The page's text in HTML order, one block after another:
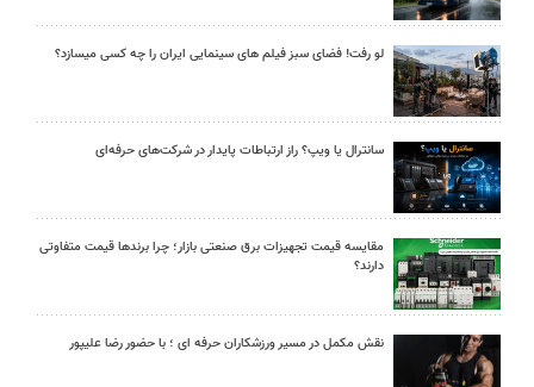
لو رفت! فضای سبز فیلم های سینمایی ایران را چه کسی میسازد؟
سانترال یا ویپ؟ راز ارتباطات پایدار در شرکت‌های حرفه‌ای
مقایسه قیمت تجهیزات برق صنعتی بازار؛ چرا برندها قیمت متفاوتی
دارند؟
نقش مکمل در مسیر ورزشکاران حرفه ای ؛ با حضور رضا علیپور